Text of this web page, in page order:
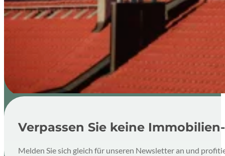
Verpassen Sie keine
Melden Sie sich gleich für unseren Newsletter an und